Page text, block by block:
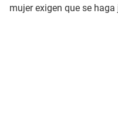
mujer exigen que se